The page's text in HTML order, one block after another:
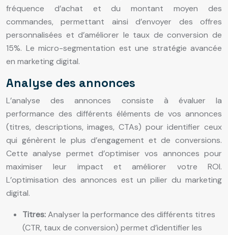
fréquence d’achat et du montant moyen des
commandes, permettant ainsi d’envoyer des offres
personnalisées et d’améliorer le taux de conversion de
15%. Le micro-segmentation est une stratégie avancée
en marketing digital.
Analyse des annonces
L’analyse des annonces consiste à évaluer la
performance des différents éléments de vos annonces
(titres, descriptions, images, CTAs) pour identifier ceux
qui génèrent le plus d’engagement et de conversions.
Cette analyse permet d’optimiser vos annonces pour
maximiser leur impact et améliorer votre ROI.
L’optimisation des annonces est un pilier du marketing
digital.
Titres:Analyser la performance des différents titres
(CTR, taux de conversion) permet d’identifier les